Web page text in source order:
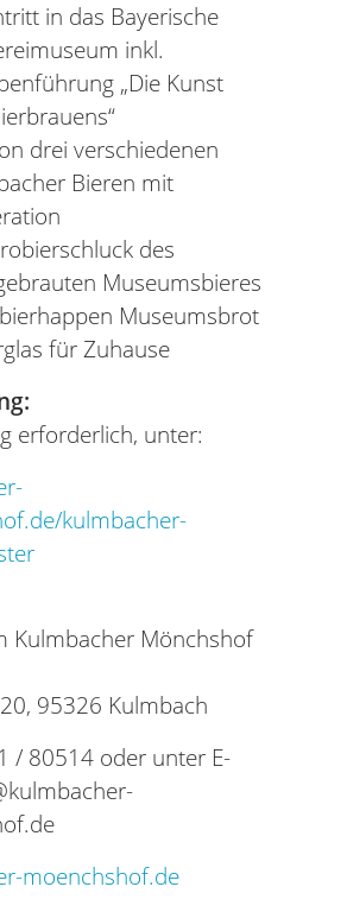
in das Bayerische
inkl.
„Die Kunst
drei verschiedenen
Bieren mit
des
Museumsbieres
Museumsbrot
für Zuhause
erforderlich, unter:
kulmbacher-
Kulmbacher Mönchshof
95326 Kulmbach
/ 80514 oder unter E-
moenchshof.de